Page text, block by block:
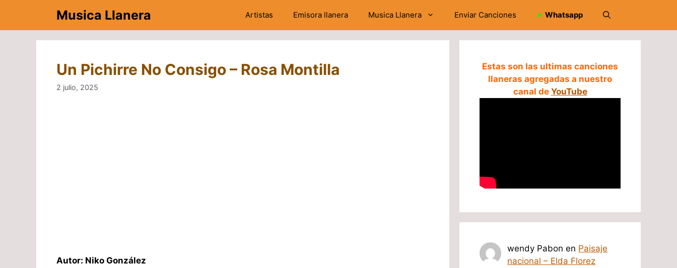
contenido
Musica Llanera Artistas Emisora llanera Musica Llanera Enviar Canciones ➤ Whatsapp
Un Pichirre No Consigo – Rosa Montilla
2 julio, 2025
Autor: Niko González
Estas son las ultimas canciones
llaneras agregadas a nuestro
canal de YouTube
wendy Pabon en Paisaje
nacional – Elda Florez